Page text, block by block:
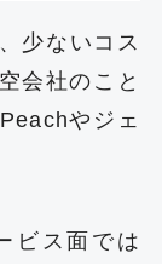
少ないコス
会社のこと
やジェ
ビス面では